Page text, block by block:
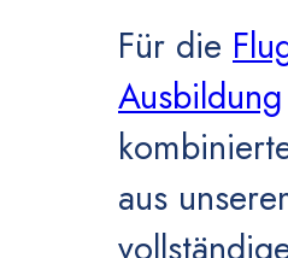
Für die
Ausbildung
aus